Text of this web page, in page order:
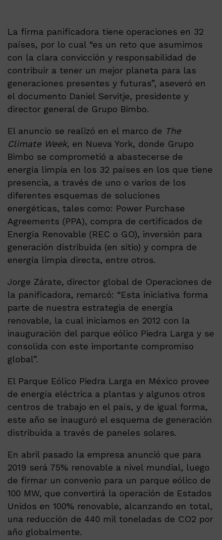
La firma panificadora tiene operaciones en 32
países, por lo cual “es un reto que asumimos
con la clara convicción y responsabilidad de
contribuir a tener un mejor planeta para las
generaciones presentes y futuras”, aseveró en
el documento Daniel Servitje, presidente y
director general de Grupo Bimbo.
El anuncio se realizó en el marco de The
Climate Week, en Nueva York, donde Grupo
Bimbo se comprometió a abastecerse de
energía limpia en los 32 países en los que tiene
presencia, a través de uno o varios de los
diferentes esquemas de soluciones
energéticas, tales como: Power Purchase
Agreements (PPA), compra de certificados de
Energía Renovable (REC o GO), inversión para
generación distribuida (en sitio) y compra de
energía limpia directa, entre otros.
Jorge Zárate, director global de Operaciones de
la panificadora, remarcó: “Esta iniciativa forma
parte de nuestra estrategia de energía
renovable, la cual iniciamos en 2012 con la
inauguración del parque eólico Piedra Larga y se
consolida con este importante compromiso
global”.
El Parque Eólico Piedra Larga en México provee
de energía eléctrica a plantas y algunos otros
centros de trabajo en el país, y de igual forma,
este año se inauguró el esquema de generación
distribuida a través de paneles solares.
En abril pasado la empresa anunció que para
2019 será 75% renovable a nivel mundial, luego
de firmar un convenio para un parque eólico de
100 MW, que convertirá la operación de Estados
Unidos en 100% renovable, alcanzando en total,
una reducción de 440 mil toneladas de CO2 por
año globalmente.